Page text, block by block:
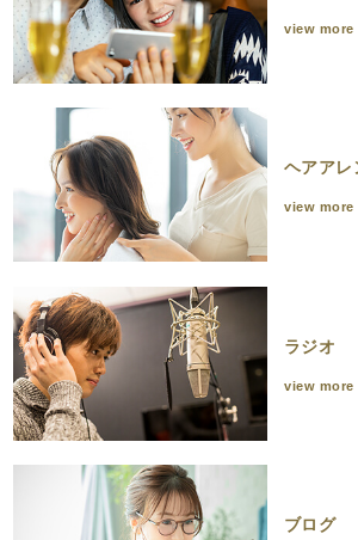
view more
ヘアアレ
view more
ラジオ
view more
ブログ